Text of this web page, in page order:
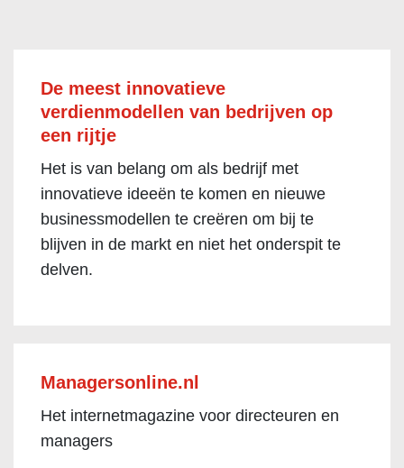
De meest innovatieve
verdienmodellen van bedrijven op
een rijtje
Het is van belang om als bedrijf met
innovatieve ideeën te komen en nieuwe
businessmodellen te creëren om bij te
blijven in de markt en niet het onderspit te
delven.
Managersonline.nl
Het internetmagazine voor directeuren en
managers